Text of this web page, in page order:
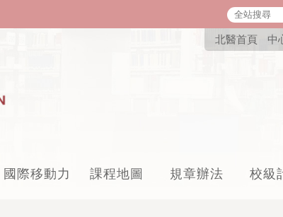
北醫首頁 中
國際移動力 課程地圖 規章辦法 校級